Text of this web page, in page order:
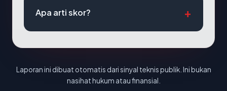
Apa arti skor?
Laporan ini dibuat otomatis dari sinyal teknis publik. Ini bukan
nasihat hukum atau finansial.